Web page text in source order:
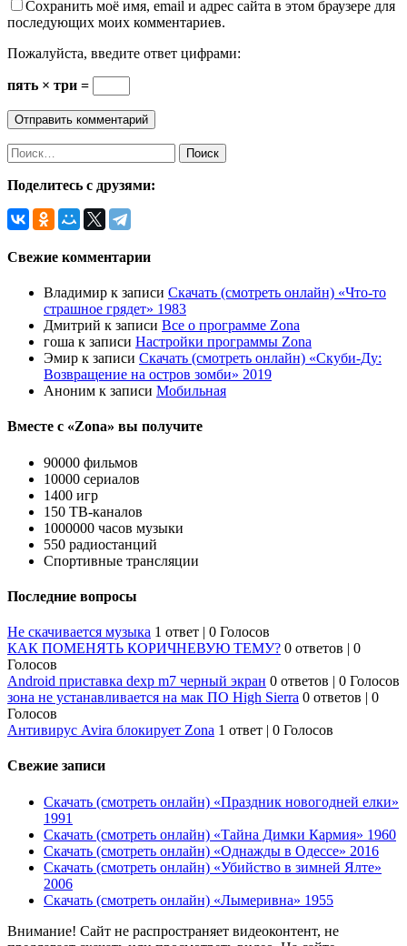
Сохранить моё имя, email и адрес сайта в этом браузере для
последующих моих комментариев.
Пожалуйста, введите ответ цифрами:
пять × три =
Поделитесь с друзями:
Свежие комментарии
Владимир к записи Скачать (смотреть онлайн) «Что-то
страшное грядет» 1983
Дмитрий к записи Все о программе Zona
гоша к записи Настройки программы Zona
Эмир к записи Скачать (смотреть онлайн) «Скуби-Ду:
Возвращение на остров зомби» 2019
Аноним к записи Мобильная
Вместе с «Zona» вы получите
90000 фильмов
10000 сериалов
1400 игр
150 ТВ-каналов
1000000 часов музыки
550 радиостанций
Спортивные трансляции
Последние вопросы
Не скачивается музыка 1 ответ | 0 Голосов
КАК ПОМЕНЯТЬ КОРИЧНЕВУЮ ТЕМУ? 0 ответов | 0
Голосов
Android приставка dexp m7 черный экран 0 ответов | 0 Голосов
зона не устанавливается на мак ПО High Sierra 0 ответов | 0
Голосов
Антивирус Avira блокирует Zona 1 ответ | 0 Голосов
Свежие записи
Скачать (смотреть онлайн) «Праздник новогодней елки»
1991
Скачать (смотреть онлайн) «Тайна Димки Кармия» 1960
Скачать (смотреть онлайн) «Однажды в Одессе» 2016
Скачать (смотреть онлайн) «Убийство в зимней Ялте»
2006
Скачать (смотреть онлайн) «Лымеривна» 1955
Внимание! Сайт не распространяет видеоконтент, не